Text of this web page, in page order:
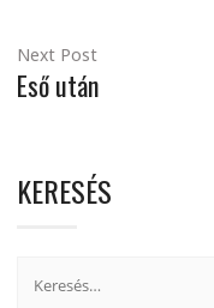
Next Post
Eső után
KERESÉS